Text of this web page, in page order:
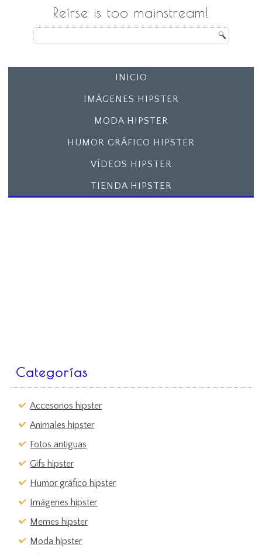
Reírse is too mainstream!
INICIO
IMÁGENES HIPSTER
MODA HIPSTER
HUMOR GRÁFICO HIPSTER
VÍDEOS HIPSTER
TIENDA HIPSTER
Categorías
Accesorios hipster
Animales hipster
Fotos antiguas
Gifs hipster
Humor gráfico hipster
Imágenes hipster
Memes hipster
Moda hipster